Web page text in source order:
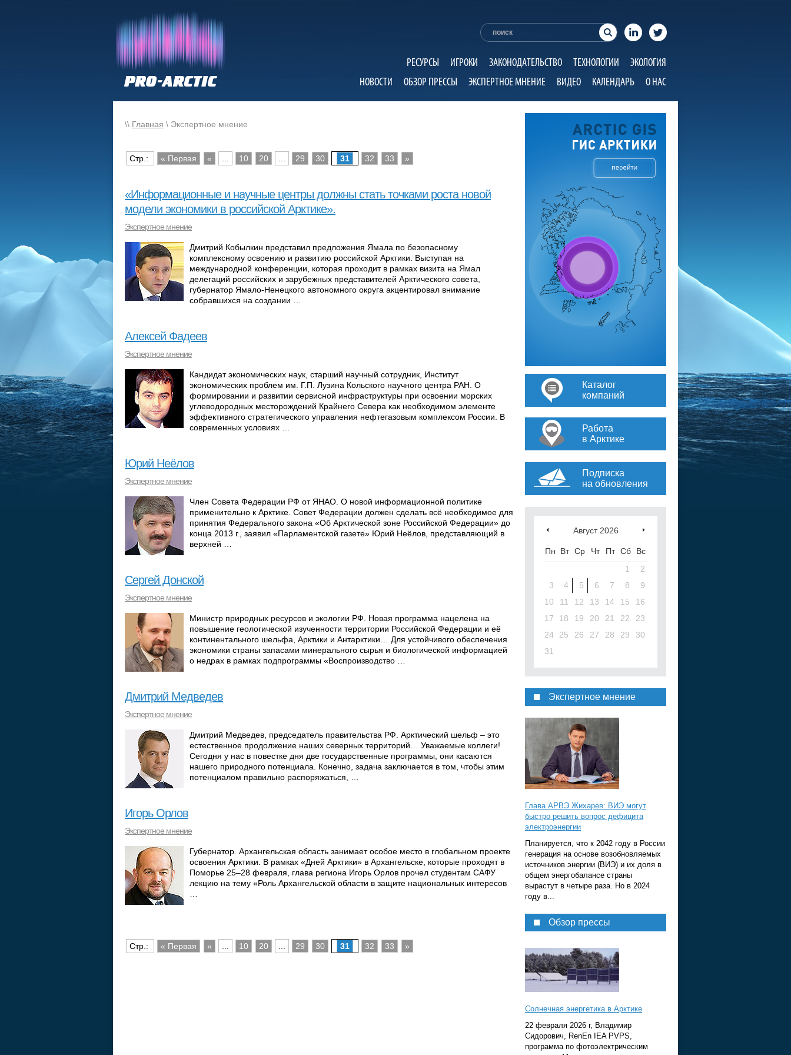
РЕСУРСЫ ИГРОКИ ЗАКОНОДАТЕЛЬСТВО ТЕХНОЛОГИИ
ЭКОЛОГИЯ
НОВОСТИ
ОБЗОР ПРЕССЫ ЭКСПЕРТНОЕ МНЕНИЕ ВИДЕО КАЛЕНДАРЬ О НАС
\\ Главная \ Экспертное мнение
Стр.: « Первая « 10 20 29 30 31 32 33 »
«Информационные и научные центры должны стать точками роста новой
модели экономики в российской Арктике».
Экспертное мнение
Дмитрий Кобылкин представил предложения Ямала по безопасному
комплексному освоению и развитию российской Арктики. Выступая на
международной конференции, которая проходит в рамках визита на Ямал
делегаций российских и зарубежных представителей Арктического совета,
губернатор Ямало-Ненецкого автономного округа акцентировал внимание
собравшихся на создании …
Алексей Фадеев
Экспертное мнение
Кандидат экономических наук, старший научный сотрудник, Институт
экономических проблем им. Г.П. Лузина Кольского научного центра РАН. О
формировании и развитии сервисной инфраструктуры при освоении морских
углеводородных месторождений Крайнего Севера как необходимом элементе
эффективного стратегического управления нефтегазовым комплексом России. В
современных условиях …
Юрий Неёлов
Экспертное мнение
Член Совета Федерации РФ от ЯНАО. О новой информационной политике
применительно к Арктике. Совет Федерации должен сделать всё необходимое для
принятия Федерального закона «Об Арктической зоне Российской Федерации» до
конца 2013 г., заявил «Парламентской газете» Юрий Неёлов, представляющий в
верхней …
Сергей Донской
Экспертное мнение
Министр природных ресурсов и экологии РФ. Новая программа нацелена на
повышение геологической изученности территории Российской Федерации и её
континентального шельфа, Арктики и Антарктики… Для устойчивого обеспечения
экономики страны запасами минерального сырья и биологической информацией
о недрах в рамках подпрограммы «Воспроизводство …
Дмитрий Медведев
Экспертное мнение
Дмитрий Медведев, председатель правительства РФ. Арктический шельф – это
естественное продолжение наших северных территорий… Уважаемые коллеги!
Сегодня у нас в повестке дня две государственные программы, они касаются
нашего природного потенциала. Конечно, задача заключается в том, чтобы этим
потенциалом правильно распоряжаться, …
Игорь Орлов
Экспертное мнение
Губернатор. Архангельская область занимает особое место в глобальном проекте
освоения Арктики. В рамках «Дней Арктики» в Архангельске, которые проходят в
Поморье 25–28 февраля, глава региона Игорь Орлов прочел студентам САФУ
лекцию на тему «Роль Архангельской области в защите национальных интересов
Стр.: « Первая « 10 20 29 30 31 32 33 »
Каталог
компаний
Работа
в Арктике
Подписка
на обновления
Август 2026
Пн Вт Ср Чт Пт Сб
Вс
1
2
3
4 5 6 7 8
9
10
11 12 13 14 15
16
17
18 19 20 21 22
23
24
25 26 27 28 29
30
31
Экспертное мнение
Глава АРВЭ Жихарев: ВИЭ могут
быстро решить вопрос дефицита
электроэнергии
Планируется, что к 2042 году в России
генерация на основе возобновляемых
источников энергии (ВИЭ) и их доля в
общем энергобалансе страны
вырастут в четыре раза. Но в 2024
году в...
Обзор прессы
Солнечная энергетика в Арктике
22 февраля 2026 г, Владимир
Сидорович, RenEn IEA PVPS,
программа по фотоэлектрическим